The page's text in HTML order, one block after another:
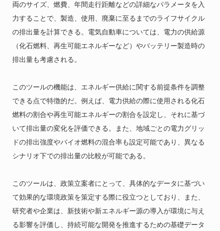
両のサイズ、燃費、年間走行距離などの詳細なパラメータを入
力することで、製造、使用、廃棄に至るまでのライフサイクル
の排出量を計算できる。電気自動車については、電力の供給源
（化石燃料、再生可能エネルギーなど）やバッテリー製造時の
排出量も考慮される。
このツールの機能は、エネルギー供給に関する前提条件を調整
できる点で特徴的だ。例えば、電力供給の際に使用される化石
燃料の割合や再生可能エネルギーの割合を設定し、それに基づ
いて排出量の変化を評価できる。また、地域ごとの電力グリッ
ドの排出強度やバイオ燃料の混合率も設定可能であり、異なる
シナリオ下での排出量の比較が可能である。
このツールは、政策立案者にとって、具体的なデータに基づい
て効果的な環境政策を策定する際に役立つとしており、また、
研究者や企業は、新技術や新エネルギー源の導入が環境に与え
る影響を評価し、持続可能な開発を推進するための基礎データ